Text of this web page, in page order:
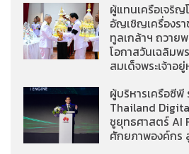
ผู้แทนเครือเจริ
อัญเชิญเครื่องร
ทูลเกล้าฯ ถวาย
โอกาสวันเฉลิมพ
สมเด็จพระเจ้าอ
ผู้บริหารเครือซีพี
Thailand
ชูยุทธศาสตร์ AI
ศักยภาพองค์กร